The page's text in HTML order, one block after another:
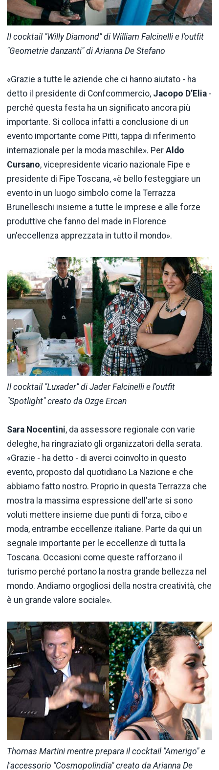
Il cocktail "Willy Diamond" di William Falcinelli e l'outfit
"Geometrie danzanti" di Arianna De Stefano
«Grazie a tutte le aziende che ci hanno aiutato - ha
detto il presidente di Confcommercio, Jacopo D’Elia -
perché questa festa ha un significato ancora più
importante. Si colloca infatti a conclusione di un
evento importante come Pitti, tappa di riferimento
internazionale per la moda maschile». Per Aldo
Cursano, vicepresidente vicario nazionale Fipe e
presidente di Fipe Toscana, «è bello festeggiare un
evento in un luogo simbolo come la Terrazza
Brunelleschi insieme a tutte le imprese e alle forze
produttive che fanno del made in Florence
un'eccellenza apprezzata in tutto il mondo».
Il cocktail "Luxader" di Jader Falcinelli e l'outfit
"Spotlight" creato da Ozge Ercan
Sara Nocentini, da assessore regionale con varie
deleghe, ha ringraziato gli organizzatori della serata.
«Grazie - ha detto - di averci coinvolto in questo
evento, proposto dal quotidiano La Nazione e che
abbiamo fatto nostro. Proprio in questa Terrazza che
mostra la massima espressione dell'arte si sono
voluti mettere insieme due punti di forza, cibo e
moda, entrambe eccellenze italiane. Parte da qui un
segnale importante per le eccellenze di tutta la
Toscana. Occasioni come queste rafforzano il
turismo perché portano la nostra grande bellezza nel
mondo. Andiamo orgogliosi della nostra creatività, che
è un grande valore sociale».
Thomas Martini mentre prepara il cocktail "Amerigo" e
l'accessorio "Cosmopolindia" creato da Arianna De